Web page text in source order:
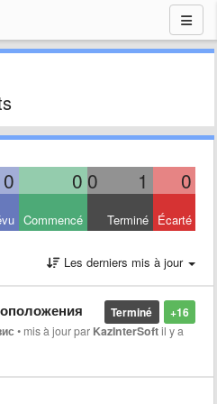
0 0 0 1 0
Commencé Terminé Écarté
Les derniers mis à jour
+16
Terminé
• mis à jour par KazInterSoftil y a